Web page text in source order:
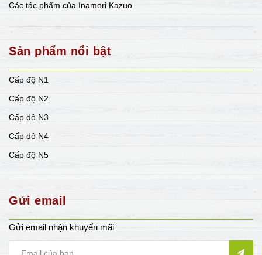
Các tác phẩm của Inamori Kazuo
Sản phẩm nổi bật
Cấp độ N1
Cấp độ N2
Cấp độ N3
Cấp độ N4
Cấp độ N5
Gửi email
Gửi email nhận khuyến mãi